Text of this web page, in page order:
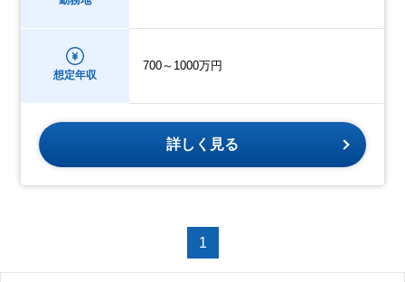
想定年収
700～1000万円
詳しく見る
1